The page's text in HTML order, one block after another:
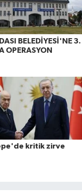
BELEDİYESİ'NE 3.
OPERASYON
kritik zirve